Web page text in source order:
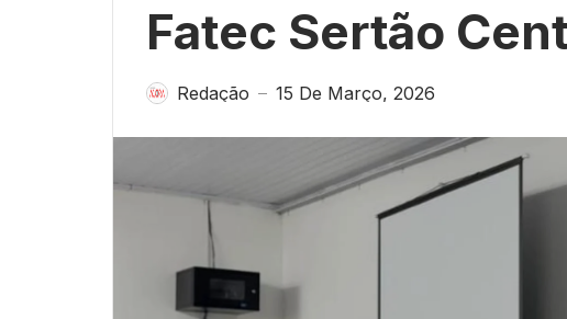
Fatec Sertão
Redação — 15 De Março, 2026